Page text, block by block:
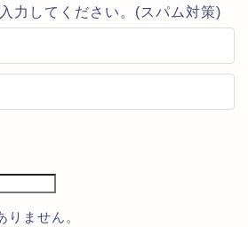
力してください。(スパム対策)
りません。